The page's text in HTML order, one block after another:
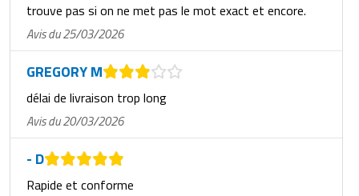
trouve pas si on ne met pas le mot exact et encore.
Avis du 25/03/2026
GREGORY M
délai de livraison trop long
Avis du 20/03/2026
- D
Rapide et conforme